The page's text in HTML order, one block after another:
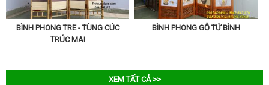
BÌNH PHONG TRE - TÙNG CÚC
TRÚC MAI
BÌNH PHONG GỖ TỨ BÌNH
XEM TẤT CẢ >>